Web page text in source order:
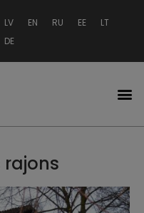
LV EN RU EE
LT
DE